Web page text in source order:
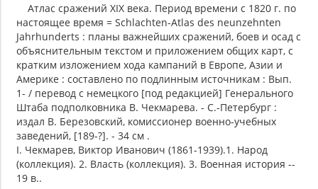
Атлас сражений XIX века. Период времени с 1820 г. по
настоящее время = Schlachten-Atlas des neunzehnten
Jahrhunderts : планы важнейших сражений, боев и осад с
объяснительным текстом и приложением общих карт, с
кратким изложением хода кампаний в Европе, Азии и
Америке : составлено по подлинным источникам : Вып.
1- / перевод с немецкого [под редакцией] Генерального
Штаба подполковника В. Чекмарева. - С.-Петербург :
издал В. Березовский, комиссионер военно-учебных
заведений, [189-?]. - 34 см .
I. Чекмарев, Виктор Иванович (1861-1939).1. Народ
(коллекция). 2. Власть (коллекция). 3. Военная история --
19 в..